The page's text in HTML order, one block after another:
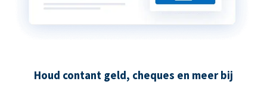
Houd contant geld, cheques en meer bij